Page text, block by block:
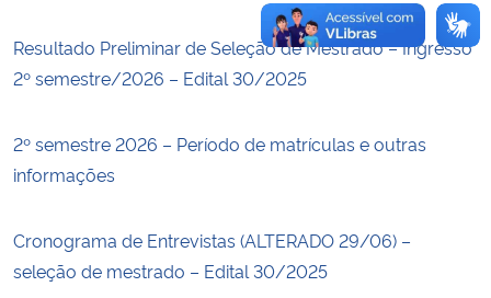
Resultado Preliminar de Seleção de Mestrado – Ingresso
2º semestre/2026 – Edital 30/2025
2º semestre 2026 – Período de matrículas e outras
informações
Cronograma de Entrevistas (ALTERADO 29/06) –
seleção de mestrado – Edital 30/2025